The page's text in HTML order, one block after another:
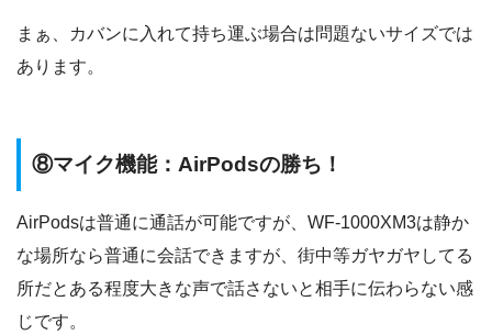
まぁ、カバンに入れて持ち運ぶ場合は問題ないサイズでは
あります。
⑧マイク機能：AirPodsの勝ち！
AirPodsは普通に通話が可能ですが、WF-1000XM3は静か
な場所なら普通に会話できますが、街中等ガヤガヤしてる
所だとある程度大きな声で話さないと相手に伝わらない感
じです。